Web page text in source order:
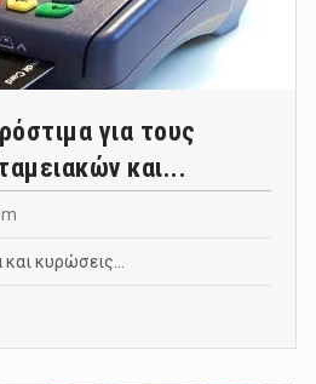
για τους
και...
και κυρώσεις…